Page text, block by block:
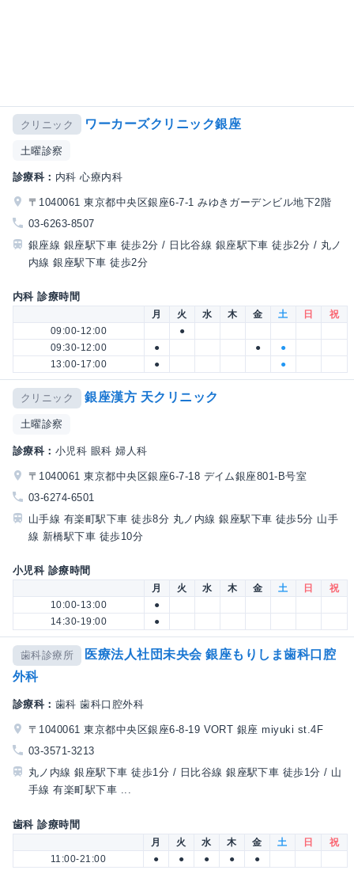
クリニック ワーカーズクリニック銀座
土曜診察
診療科： 内科 心療内科
〒1040061 東京都中央区銀座6-7-1 みゆきガーデンビル地下2階
03-6263-8507
銀座線 銀座駅下車 徒歩2分 / 日比谷線 銀座駅下車 徒歩2分 / 丸ノ
内線 銀座駅下車 徒歩2分
内科 診療時間
月 火 水 木 金 土 日
祝
09:00-12:00
●
09:30-12:00
● ●
●
13:00-17:00
● ●
クリニック 銀座漢方 天クリニック
土曜診察
診療科： 小児科 眼科 婦人科
〒1040061 東京都中央区銀座6-7-18 デイム銀座801-B号室
03-6274-6501
山手線 有楽町駅下車 徒歩8分 丸ノ内線 銀座駅下車 徒歩5分 山手
線 新橋駅下車 徒歩10分
小児科 診療時間
月 火 水 木 金 土 日
祝
10:00-13:00
●
14:30-19:00
●
歯科診療所
医療法人社団未央会 銀座もりしま歯科口腔
外科
診療科： 歯科 歯科口腔外科
〒1040061 東京都中央区銀座6-8-19 VORT 銀座 miyuki st.4F
03-3571-3213
丸ノ内線 銀座駅下車 徒歩1分 / 日比谷線 銀座駅下車 徒歩1分 / 山
手線 有楽町駅下車 ...
歯科 診療時間
月 火 水 木 金 土 日
祝
11:00-21:00
● ● ● ● ●